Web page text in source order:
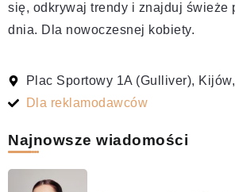
się, odkrywaj trendy i znajduj świeże
dnia. Dla nowoczesnej kobiety.
Plac Sportowy 1A (Gulliver),
Dla reklamodawców
Najnowsze wiadomości